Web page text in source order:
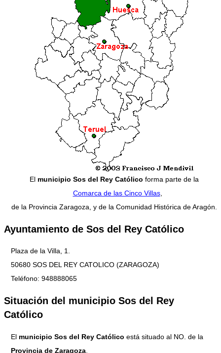
El municipio Sos del Rey Católico forma parte de la
Comarca de las Cinco Villas,
de la Provincia Zaragoza, y de la Comunidad Histórica de Aragón.
Ayuntamiento de Sos del Rey Católico
Plaza de la Villa, 1.
50680 SOS DEL REY CATOLICO (ZARAGOZA)
Teléfono: 948888065
Situación del municipio Sos del Rey
Católico
El municipio Sos del Rey Católico está situado al NO. de la
Provincia de Zaragoza